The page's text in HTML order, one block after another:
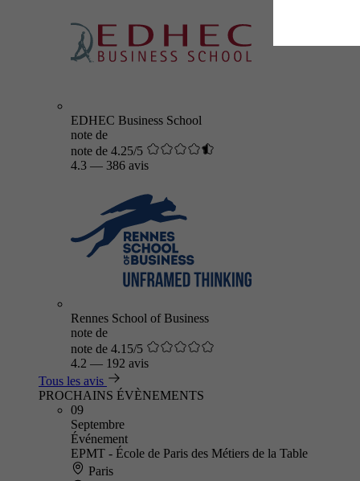
EDHEC Business School
note de
note de 4.25/5
4.3 — 386 avis
Rennes School of Business
note de
note de 4.15/5
4.2 — 192 avis
Tous les avis
PROCHAINS ÉVÈNEMENTS
09
Septembre
Événement
EPMT - École de Paris des Métiers de la Table
Paris